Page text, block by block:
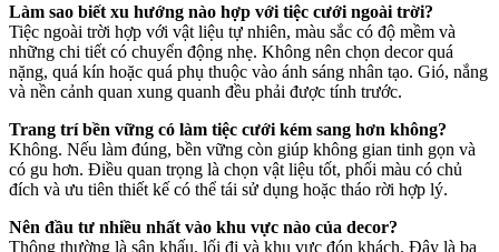
Làm sao biết xu hướng nào hợp với tiệc cưới ngoài trời?
Tiệc ngoài trời hợp với vật liệu tự nhiên, màu sắc có độ mềm và
những chi tiết có chuyển động nhẹ. Không nên chọn decor quá
nặng, quá kín hoặc quá phụ thuộc vào ánh sáng nhân tạo. Gió, nắng
và nền cảnh quan xung quanh đều phải được tính trước.
Trang trí bền vững có làm tiệc cưới kém sang hơn không?
Không. Nếu làm đúng, bền vững còn giúp không gian tinh gọn và
có gu hơn. Điều quan trọng là chọn vật liệu tốt, phối màu có chủ
đích và ưu tiên thiết kế có thể tái sử dụng hoặc tháo rời hợp lý.
Nên đầu tư nhiều nhất vào khu vực nào của decor?
Thông thường là sân khấu, lối đi và khu vực đón khách. Đây là ba